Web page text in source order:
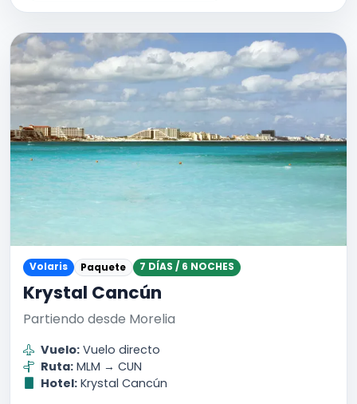
Volaris Paquete 7 DÍAS / 6 NOCHES
Krystal Cancún
Partiendo desde Morelia
Vuelo: Vuelo directo
Ruta: MLM → CUN
Hotel: Krystal Cancún